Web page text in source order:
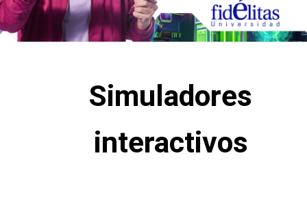
Simuladores
interactivos